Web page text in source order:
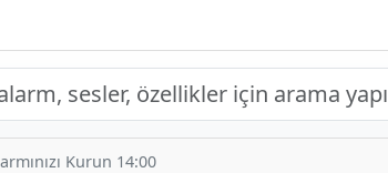
Kurun 14:00